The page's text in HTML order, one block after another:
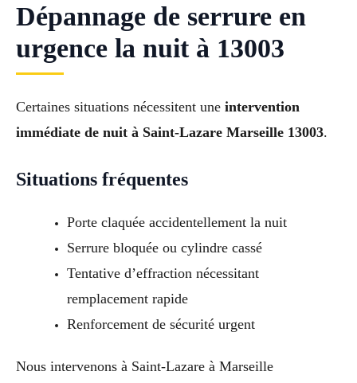
Dépannage de serrure en
urgence la nuit à 13003
Certaines situations nécessitent une intervention
immédiate de nuit à Saint-Lazare Marseille 13003.
Situations fréquentes
Porte claquée accidentellement la nuit
Serrure bloquée ou cylindre cassé
Tentative d’effraction nécessitant
remplacement rapide
Renforcement de sécurité urgent
Nous intervenons à Saint-Lazare à Marseille